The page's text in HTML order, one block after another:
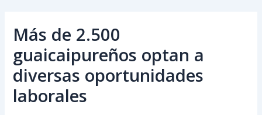
Más de 2.500
guaicaipureños optan a
diversas oportunidades
laborales